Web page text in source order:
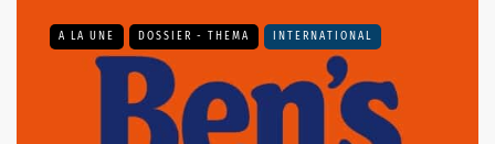
A LA UNE DOSSIER - THEMA INTERNATIONAL